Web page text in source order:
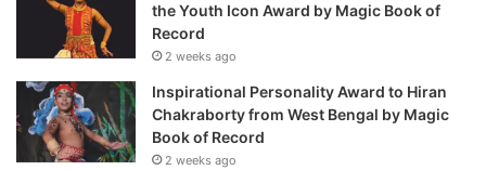
the Youth Icon Award by Magic Book of
Record
2 weeks ago
Inspirational Personality Award to Hiran
Chakraborty from West Bengal by Magic
Book of Record
2 weeks ago